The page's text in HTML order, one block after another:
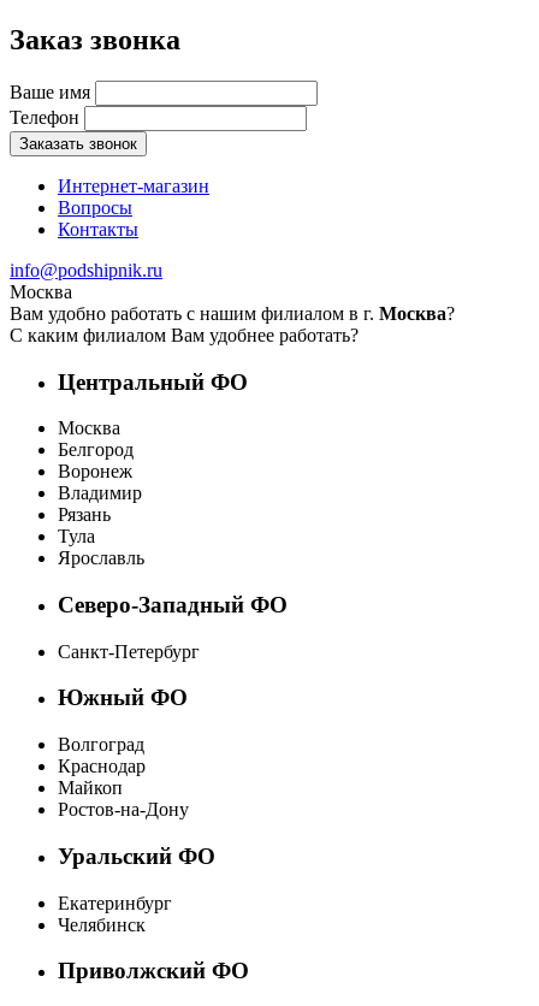
Заказ звонка
Ваше имя
Телефон
Заказать звонок
Интернет-магазин
Вопросы
Контакты
info@podshipnik.ru
Москва
Вам удобно работать с нашим филиалом в г. Москва?
С каким филиалом Вам удобнее работать?
Центральный ФО
Москва
Белгород
Воронеж
Владимир
Рязань
Тула
Ярославль
Северо-Западный ФО
Санкт-Петербург
Южный ФО
Волгоград
Краснодар
Майкоп
Ростов-на-Дону
Уральский ФО
Екатеринбург
Челябинск
Приволжский ФО